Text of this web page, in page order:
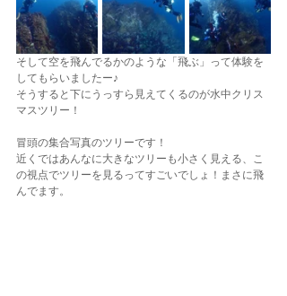
そして空を飛んでるかのような「飛ぶ」って体験を
してもらいましたー♪
そうすると下にうっすら見えてくるのが水中クリス
マスツリー！
冒頭の集合写真のツリーです！
近くではあんなに大きなツリーも小さく見える、こ
の視点でツリーを見るってすごいでしょ！まさに飛
んでます。